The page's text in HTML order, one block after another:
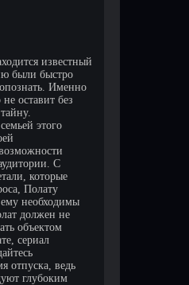
известный
были быстро
Именно
оставит без
этого
С
которые
Полату
необходимы
должен не
объектом
сериал
отпуска, ведь
глубоким